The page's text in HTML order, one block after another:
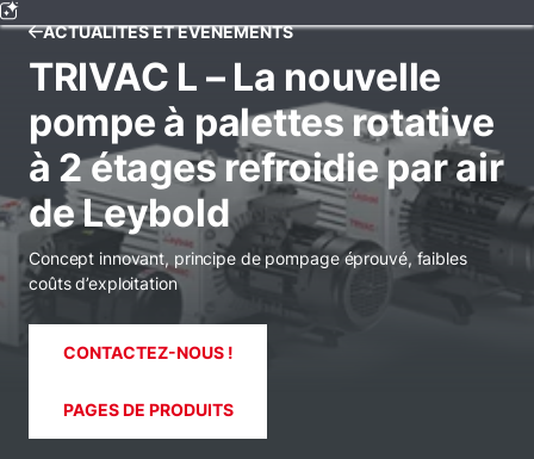
ACTUALITÉS ET ÉVÉNEMENTS
TRIVAC L – La nouvelle
pompe à palettes rotative
à 2 étages refroidie par air
de Leybold
Concept innovant, principe de pompage éprouvé, faibles
coûts d’exploitation
CONTACTEZ-NOUS !
PAGES DE PRODUITS